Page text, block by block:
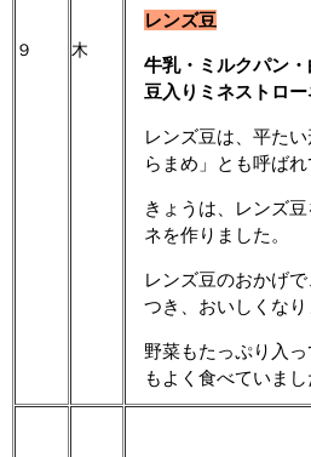
９ 木
レンズ豆
牛乳・ミルクパン
豆入りミネストロー
レンズ豆は、平た
らまめ」とも呼ばれ
きょうは、レンズ
ネを作りました。
レンズ豆のおかげ
つき、おいしくなり
野菜もたっぷり入
もよく食べていまし